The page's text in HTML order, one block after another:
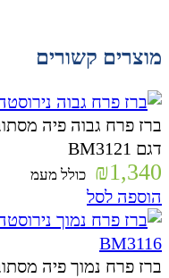
מוצרים קשורים
ברז פרח גבוה פיה
דגם BM3121
₪1,340 כולל מעמ
הוספה לסל
ברז פרח נמוך פיה